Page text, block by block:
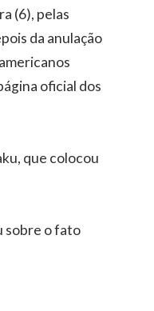
(6), pelas
da anulação
oficial dos
que colocou
sobre o fato